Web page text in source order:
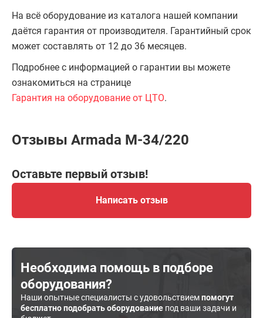
На всё оборудование из каталога нашей компании
даётся гарантия от производителя. Гарантийный срок
может составлять от 12 до 36 месяцев.
Подробнее с информацией о гарантии вы можете
ознакомиться на странице
Гарантия на оборудование от ЦТО.
Отзывы Armada M-34/220
Оставьте первый отзыв!
Написать отзыв
Необходима помощь в подборе
оборудования?
Наши опытные специалисты с удовольствиемпомогут
бесплатно подобрать оборудование под ваши задачи и